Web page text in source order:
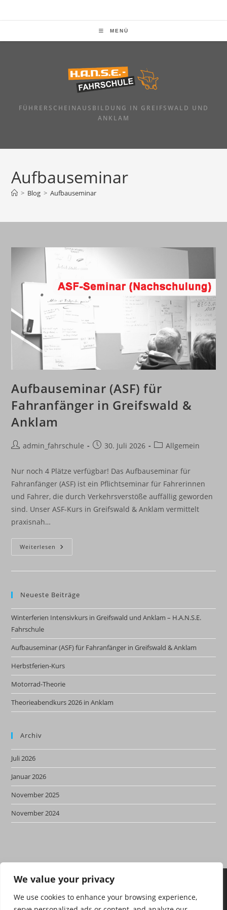
We value your privacy
We use cookies to enhance your browsing experience,
MENÜ
FÜHRERSCHEINAUSBILDUNG IN GREIFSWALD UND
ANKLAM
Aufbauseminar
> Blog > Aufbauseminar
Aufbauseminar (ASF) für
Fahranfänger in Greifswald &
Anklam
Beitrags-
admin_fahrschule
Beitrag30. Juli 2026
Beitrags-
Allgemein
Nur noch 4 Plätze verfügbar! Das Aufbauseminar für
Fahranfänger (ASF) ist ein Pflichtseminar für Fahrerinnen
und Fahrer, die durch Verkehrsverstöße auffällig geworden
sind. Unser ASF-Kurs in Greifswald & Anklam vermittelt
praxisnah…
Weiterlesen Aufbauseminar
(ASF)
Anklam
Neueste Beiträge
Winterferien Intensivkurs in Greifswald und Anklam – H.A.N.S.E.
Fahrschule
Aufbauseminar (ASF) für Fahranfänger in Greifswald & Anklam
Herbstferien-Kurs
Motorrad-Theorie
Theorieabendkurs 2026 in Anklam
Archiv
Juli 2026
Januar 2026
November 2025
November 2024